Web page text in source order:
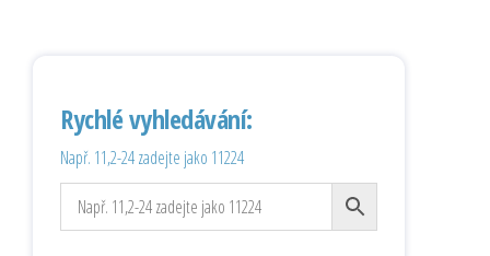
Rychlé vyhledávání:
Např. 11,2-24 zadejte jako 11224